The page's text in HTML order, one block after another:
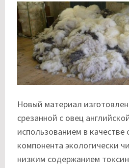
Новый материал
срезанной с овец
использованием в качестве
компонента экологически
низким содержанием